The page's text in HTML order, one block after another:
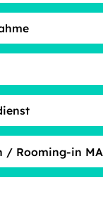
/ Rooming-in